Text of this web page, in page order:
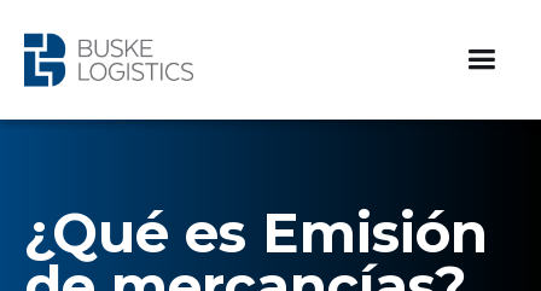
¿Qué es Emisión